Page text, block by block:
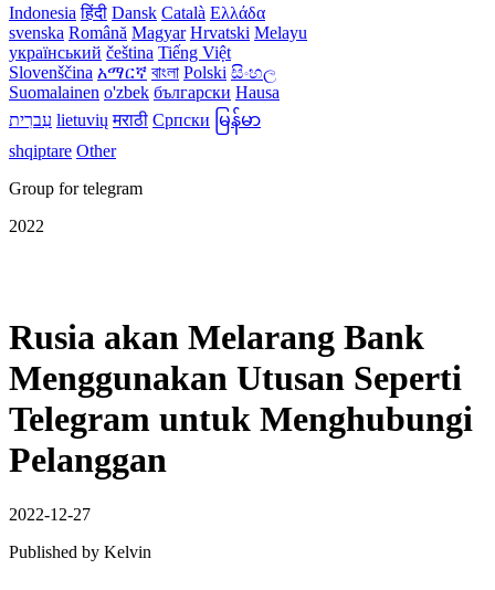
Indonesia हिंदी Dansk‎ Català Ελλάδα
svenska Română Magyar Hrvatski Melayu
український čeština Tiếng Việt
Slovenščina አማርኛ বাংলা Polski සිංහල
Suomalainen o'zbek български Hausa
עִברִית lietuvių मराठी Српски မြန်မာ
shqiptare Other
Group for telegram
2022
Rusia akan Melarang Bank
Menggunakan Utusan Seperti
Telegram untuk Menghubungi
Pelanggan
2022-12-27
Published by Kelvin